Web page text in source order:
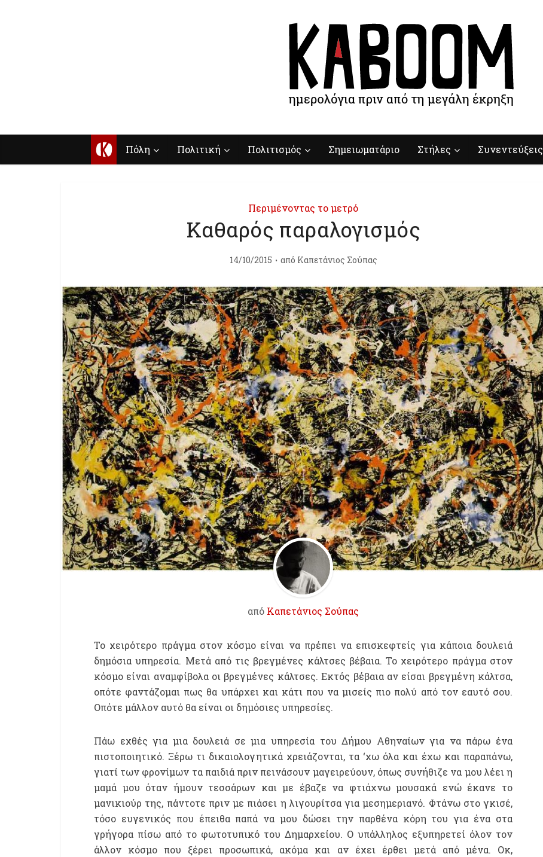
Κ Πόλη Πολιτική Πολιτισμός Σημειωματάριο Στήλες Συνεντεύξεις
Περιμένοντας το μετρό
Καθαρός παραλογισμός
14/10/2015 από Καπετάνιος Σούπας
από Καπετάνιος Σούπας
Το χειρότερο πράγμα στον κόσμο είναι να πρέπει να επισκεφτείς για κάποια δουλειά
δημόσια υπηρεσία. Μετά από τις βρεγμένες κάλτσες βέβαια. Το χειρότερο πράγμα στον
κόσμο είναι αναμφίβολα οι βρεγμένες κάλτσες. Εκτός βέβαια αν είσαι βρεγμένη κάλτσα,
οπότε φαντάζομαι πως θα υπάρχει και κάτι που να μισείς πιο πολύ από τον εαυτό σου.
Οπότε μάλλον αυτό θα είναι οι δημόσιες υπηρεσίες.
Πάω εχθές για μια δουλειά σε μια υπηρεσία του Δήμου Αθηναίων για να πάρω ένα
πιστοποιητικό. Ξέρω τι δικαιολογητικά χρειάζονται, τα ‘χω όλα και έχω και παραπάνω,
γιατί των φρονίμων τα παιδιά πριν πεινάσουν μαγειρεύουν, όπως συνήθιζε να μου λέει η
μαμά μου όταν ήμουν τεσσάρων και με έβαζε να φτιάχνω μουσακά ενώ έκανε το
μανικιούρ της, πάντοτε πριν με πιάσει η λιγουρίτσα για μεσημεριανό. Φτάνω στο γκισέ,
τόσο ευγενικός που έπειθα παπά να μου δώσει την παρθένα κόρη του για ένα στα
γρήγορα πίσω από το φωτοτυπικό του Δημαρχείου. Ο υπάλληλος εξυπηρετεί όλον τον
άλλον κόσμο που ξέρει προσωπικά, ακόμα και αν έχει έρθει μετά από μένα. Οκ,